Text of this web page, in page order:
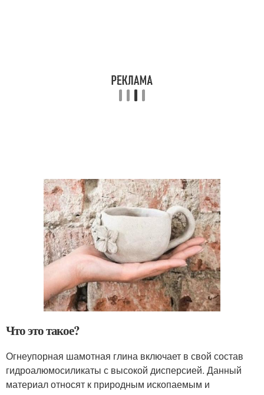
Что это такое?
Огнеупорная шамотная глина включает в свой состав
гидроалюмосиликаты с высокой дисперсией. Данный
материал относят к природным ископаемым и